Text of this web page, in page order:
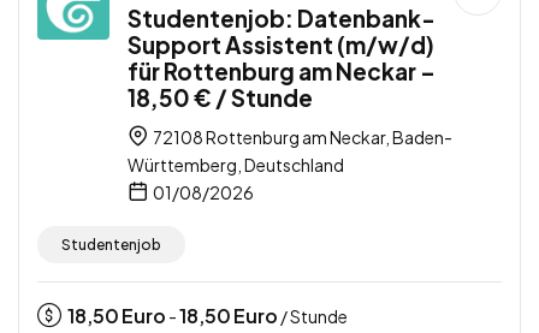
Studentenjob: Datenbank-
Support Assistent (m/w/d)
für Rottenburg am Neckar –
18,50 € / Stunde
72108 Rottenburg am Neckar, Baden-
Württemberg, Deutschland
01/08/2026
Studentenjob
18,50Euro -18,50Euro / Stunde